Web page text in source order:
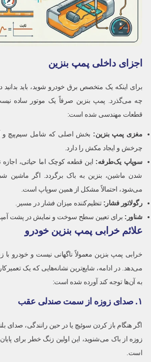
اجزای داخلی پمپ بنزین
برای اینکه یک متخصص برق خودرو شوید، باید بدانید
چه می‌گذرد. پمپ بنزین صرفاً یک موتور ساده
قطعات مهندسی شده است:
مغزی پمپ بنزین: بخش اصلی که شامل سیم‌پیچ و
چرخش و ایجاد مکش را دارد.
سوپاپ یک‌طرفه: این قطعه کوچک اما حیاتی،
شدن ماشین، بنزین به باک برگردد. اگر ماشین
می‌شود، احتمالاً مشکل از همین سوپاپ است.
رگولاتور فشار : تنظیم‌کننده میزان فشار در مسیر.
شناور : برای تعیین سطح سوخت و نمایش در پشت
علائم خرابی پمپ بنزین خودرو
خرابی پمپ بنزین معمولاً ناگهانی نیست و خودرو با
می‌دهد. در ادامه، شایع‌ترین نشانه‌هایی که یک
به آن‌ها توجه کند آورده شده است:
۱. صدای زوزه از سمت صندلی عقب
اگر هنگام باز کردن سوئیچ یا در حین رانندگی، صدای
زوزه از باک می‌شنوید، این اولین زنگ خطر برای
است.